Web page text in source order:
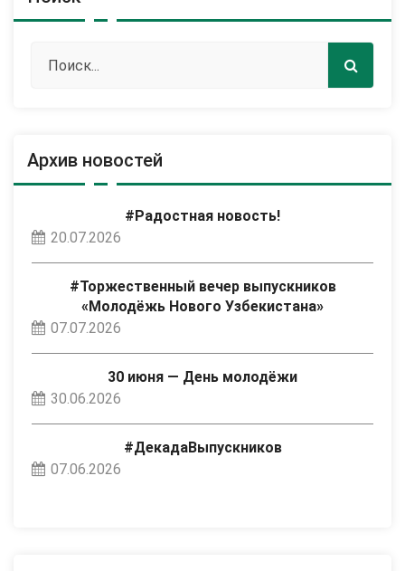
Архив новостей
#Радостная новость!
20.07.2026
#Торжественный вечер выпускников
«Молодёжь Нового Узбекистана»
07.07.2026
30 июня — День молодёжи
30.06.2026
#ДекадаВыпускников
07.06.2026